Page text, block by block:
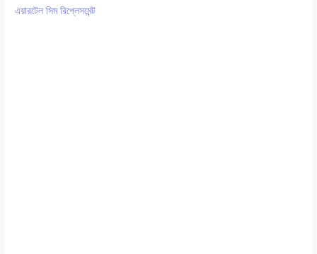
এয়ারটেল সিম রিপ্লেসমেন্ট